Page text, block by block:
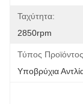
Ταχύτητα:
2850rpm
Τύπος
Υποβρύχια